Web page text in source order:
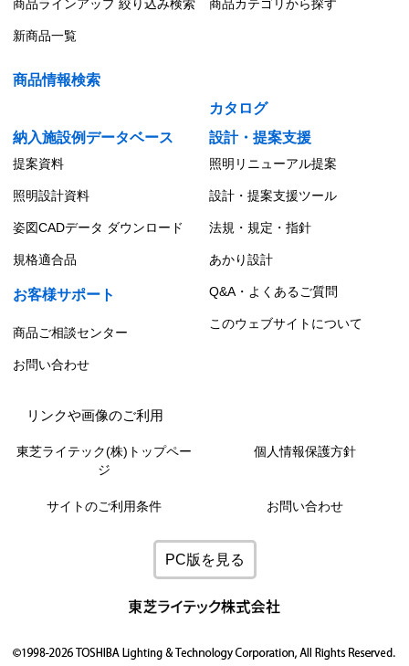
商品ラインアップ 絞り込み検索 商品カテゴリから探す
新商品一覧
商品情報検索
カタログ
納入施設例データベース
設計・提案支援
提案資料 照明リニューアル提案
照明設計資料 設計・提案支援ツール
姿図CADデータ ダウンロード 法規・規定・指針
規格適合品 あかり設計
お客様サポート Q&A・よくあるご質問
商品ご相談センター
このウェブサイトについて
お問い合わせ
リンクや画像のご利用
東芝ライテック(株)トップペー
ジ
個人情報保護方針
サイトのご利用条件 お問い合わせ
PC版を見る